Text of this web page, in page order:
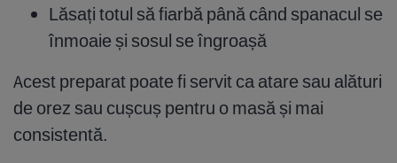
Lăsați totul să fiarbă până când spanacul se
înmoaie și sosul se îngroașă
Acest preparat poate fi servit ca atare sau alături
de orez sau cușcuș pentru o masă și mai
consistentă.